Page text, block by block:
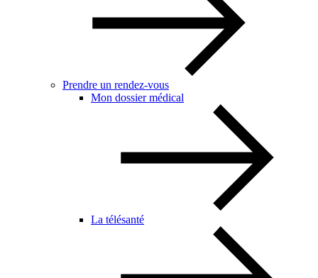
Prendre un rendez-vous
Mon dossier médical
La télésanté